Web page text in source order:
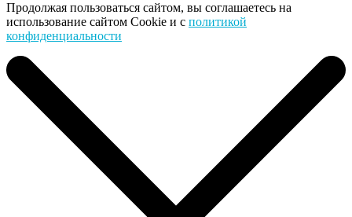
Продолжая пользоваться сайтом, вы соглашаетесь на
использование сайтом Cookie и с политикой
конфиденциальности